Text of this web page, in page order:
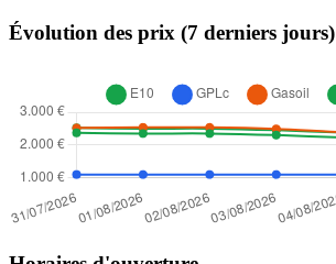
Évolution des prix (7 derniers jours)